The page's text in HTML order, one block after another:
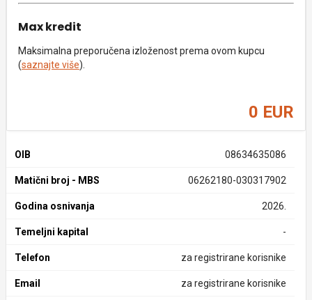
Max kredit
Maksimalna preporučena izloženost prema ovom kupcu
(saznajte više).
0 EUR
OIB 08634635086
Matični broj - MBS 06262180-030317902
Godina osnivanja 2026.
Temeljni kapital -
Telefon za registrirane korisnike
Email za registrirane korisnike